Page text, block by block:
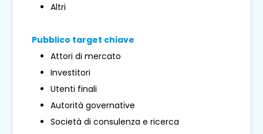
Altri
Pubblico target chiave
Attori di mercato
Investitori
Utenti finali
Autorità governative
Società di consulenza e ricerca